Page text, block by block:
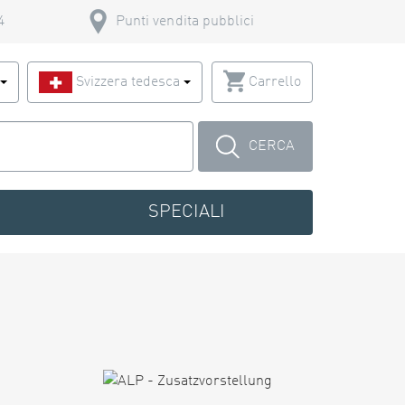
Punti vendita pubblici
Svizzera tedesca Carrello
CERCA
SPECIALI